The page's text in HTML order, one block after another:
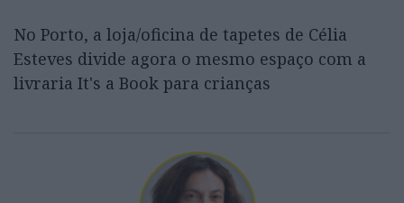
No Porto, a loja/oficina de tapetes de Célia
Esteves divide agora o mesmo espaço com a
livraria It's a Book para crianças